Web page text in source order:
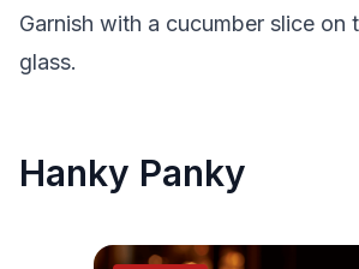
Garnish with a cucumber slice on
glass.
Hanky Panky